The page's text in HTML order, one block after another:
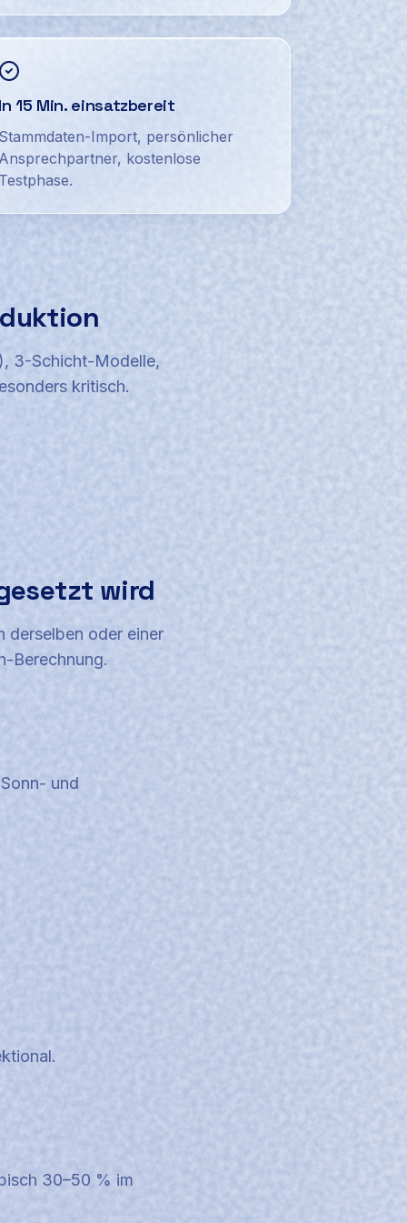
15 Min. einsatzbereit
Import, persönlicher
kostenlose
3-Schicht-Modelle,
kritisch.
wird
derselben oder einer
Berechnung.
und
30–50 % im